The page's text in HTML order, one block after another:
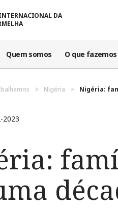
DA
Quem somos O que fazemos
Nigéria Nigéria:
2023